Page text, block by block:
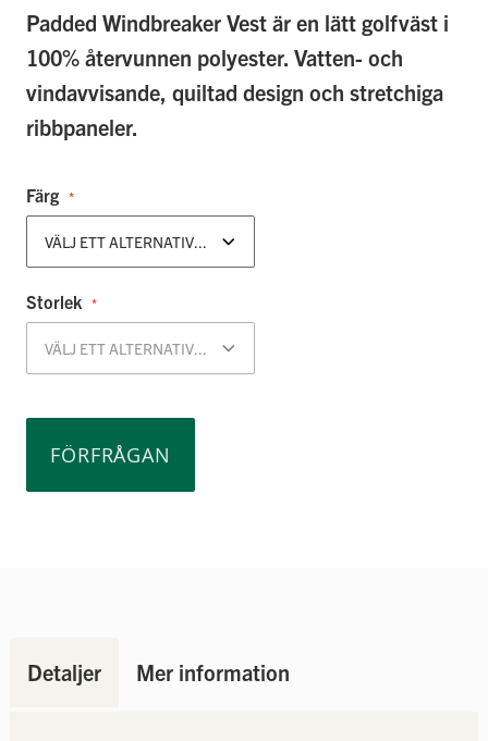
Padded Windbreaker Vest är en lätt golfväst i
100% återvunnen polyester. Vatten- och
vindavvisande, quiltad design och stretchiga
ribbpaneler.
Färg
Storlek
FÖRFRÅGAN
Detaljer Mer information